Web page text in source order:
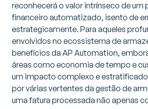
reconhecerá o valor intrínseco de um
financeiro automatizado, isento de
estrategicamente. Para aqueles
envolvidos no ecossistema de
benefícios da AP Automation,
áreas como economia de tempo e
um impacto complexo e
por várias vertentes da gestão de
uma fatura processada não apenas